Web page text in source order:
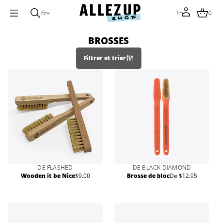
Fr Fr 0
BROSSES
Filtrer et trier
DE FLASHED
Wooden it be NicePrix
$9.00
DE BLACK DIAMOND
Brosse de blocPrix
De $12.95